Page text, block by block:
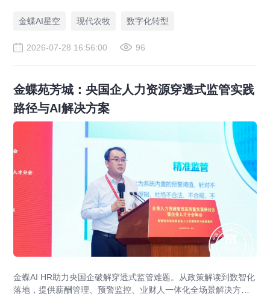
金蝶AI星空
现代农牧 数字化转型
2026-07-28 16:56:00 96
金蝶苑芳城：央国企人力资源穿透式监管实践
路径与AI解决方案
金蝶AI HR助力央国企破解穿透式监管难题。从政策解读到数智化
落地，提供薪酬管理、预警监控、业财人一体化全场景解决方